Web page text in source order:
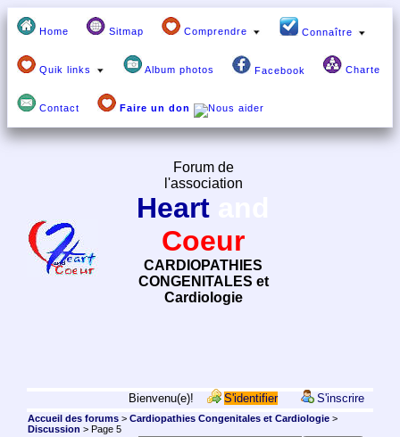
Home Sitmap Comprendre Connaître
Quik links Album photos Facebook Charte
Contact Faire un don
Forum de
l'association
Heart
Coeur
CARDIOPATHIES
CONGENITALES et
Cardiologie
Bienvenu(e)! S'identifier S'inscrire
Accueil des forums> Cardiopathies Congenitales et Cardiologie>
Discussion > Page 5